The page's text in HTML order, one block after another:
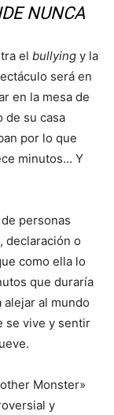
NUNCA
el bullying y la
será en
en la mesa de
de su casa
por lo que
minutos… Y
personas
declaración o
como ella lo
que duraría
al mundo
se vive y sentir
Monster»
y